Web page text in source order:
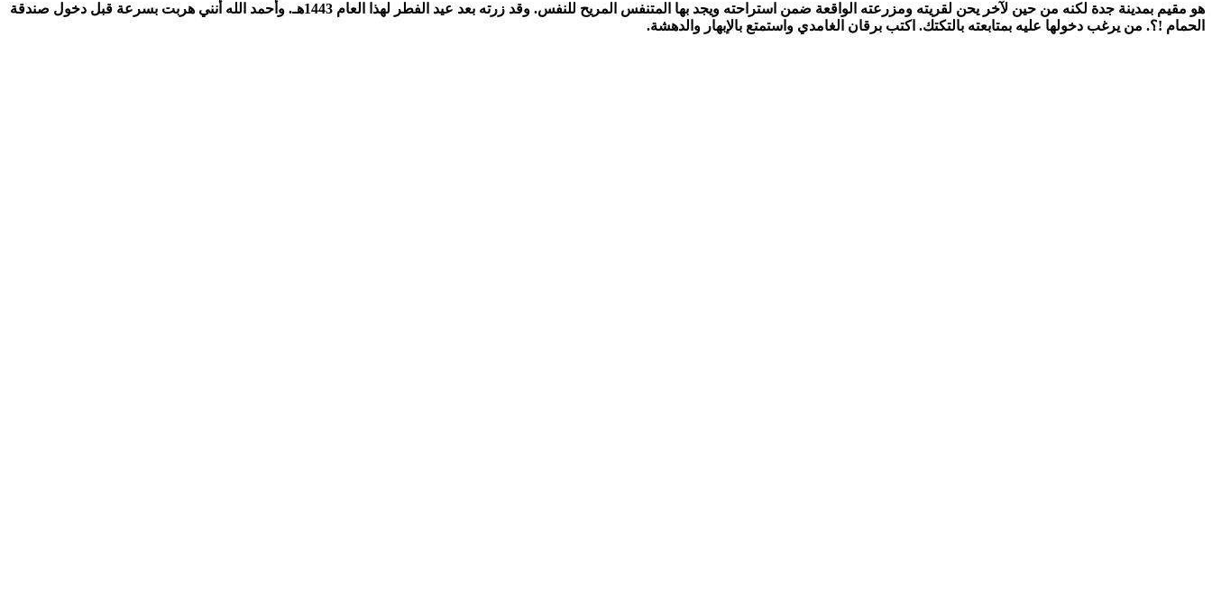
هو مقيم بمدينة جدة لكنه من حين لآخر يحن لقريته ومزرعته الواقعة ضمن استراحته ويجد بها المتنفس المريح للنفس. وقد زرته بعد عيد الفطر لهذا العام 1443هـ. وأحمد الله أنني هربت بسرعة قبل دخول صندقة
الحمام !؟. من يرغب دخولها عليه بمتابعته بالتكتك. اكتب برقان الغامدي واستمتع بالإبهار والدهشة.